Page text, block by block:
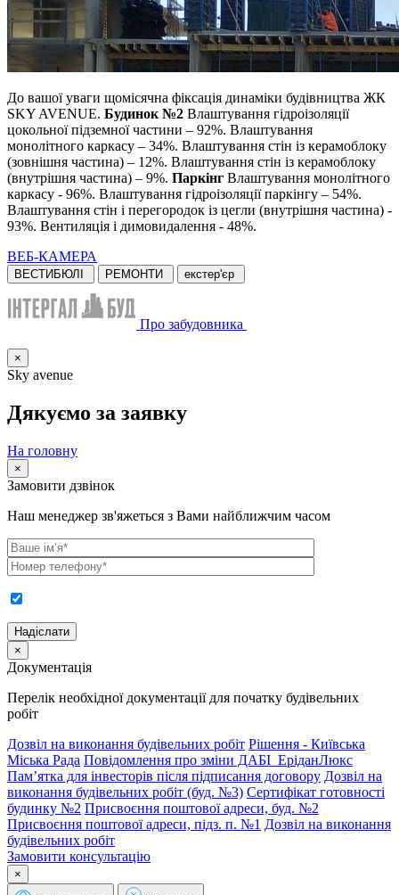
До вашої уваги щомісячна фіксація динаміки будівництва ЖК
SKY AVENUE. Будинок №2 Влаштування гідроізоляції
цокольної підземної частини – 92%. Влаштування
монолітного каркасу – 34%. Влаштування стін із керамоблоку
(зовнішня частина) – 12%. Влаштування стін із керамоблоку
(внутрішня частина) – 9%. Паркінг Влаштування монолітного
каркасу - 96%. Влаштування гідроізоляції паркінгу – 54%.
Влаштування стін і перегородок із цегли (внутрішня частина) -
93%. Вентиляція і димовидалення - 48%.
ВЕБ-КАМЕРА
ВЕСТИБЮЛІ РЕМОНТИ екстер'єр
Про забудовника
×
Sky avenue
Дякуємо за заявку
На головну
×
Замовити дзвінок
Наш менеджер зв'яжеться з Вами найближчим часом
×
Документація
Перелік необхідної документації для початку будівельних
робіт
Дозвіл на виконання будівельних робіт Рішення - Київська
Міська Рада Повідомлення про зміни ДАБІ_ЕріданЛюкс
Пам’ятка для інвесторів після підписання договору Дозвіл на
виконання будівельних робіт (буд. №3) Сертифікат готовності
будинку №2 Присвоєння поштової адреси, буд. №2
Присвоєння поштової адреси, підз. п. №1 Дозвіл на виконання
будівельних робіт
Замовити консультацію
×